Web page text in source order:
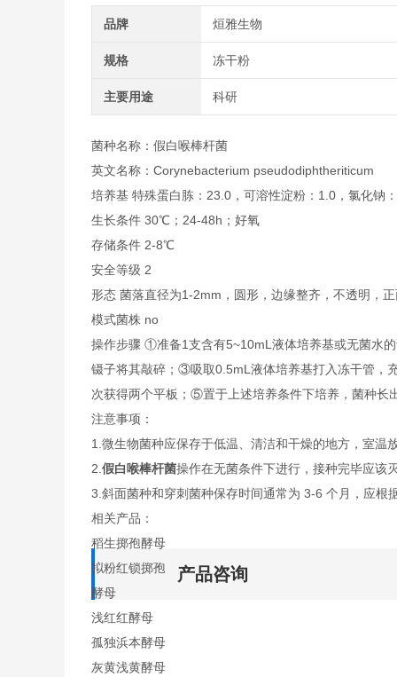
品牌 烜雅生物
规格 冻干粉
主要用途 科研
菌种名称：假白喉棒杆菌
英文名称： Corynebacterium pseudodiphtheriticum
培养基 特殊蛋白胨：23.0，可溶性淀粉：1.0，氯化
生长条件 30℃；24-48h；好氧
存储条件 2-8℃
安全等级 2
形态 菌落直径为1-2mm，圆形，边缘整齐，不透明，
模式菌株 no
操作步骤 ①准备1支含有5~10mL液体培养基或无菌水
镊子将其敲碎；③吸取0.5mL液体培养基打入冻干管，
次获得两个平板；⑤置于上述培养条件下培养，菌种长
注意事项：
1.微生物菌种应保存于低温、清洁和干燥的地方，室温
2. 假白喉棒杆菌操作在无菌条件下进行，接种完毕应该
3.斜面菌种和穿刺菌种保存时间通常为 3-6 个月，应
相关产品：
稻生掷孢酵母
拟粉红锁掷孢
酵母
浅红红酵母
孤独浜本酵母
灰黄浅黄酵母
产品咨询